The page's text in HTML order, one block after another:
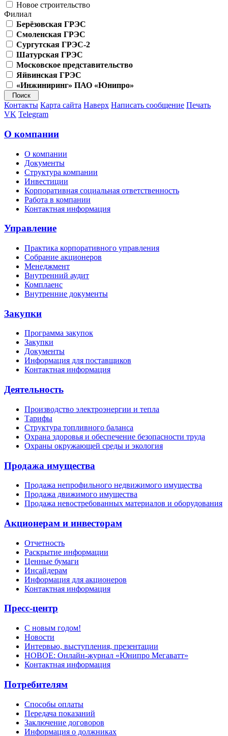
Новое строительство
Филиал
Берёзовская ГРЭС
Смоленская ГРЭС
Сургутская ГРЭС-2
Шатурская ГРЭС
Московское представительство
Яйвинская ГРЭС
«Инжиниринг» ПАО «Юнипро»
Контакты Карта сайта Наверх Написать сообщение Печать
VK Telegram
О компании
О компании
Документы
Структура компании
Инвестиции
Корпоративная социальная ответственность
Работа в компании
Контактная информация
Управление
Практика корпоративного управления
Собрание акционеров
Менеджмент
Внутренний аудит
Комплаенс
Внутренние документы
Закупки
Программа закупок
Закупки
Документы
Информация для поставщиков
Контактная информация
Деятельность
Производство электроэнергии и тепла
Тарифы
Структура топливного баланса
Охрана здоровья и обеспечение безопасности труда
Охраны окружающей среды и экология
Продажа имущества
Продажа непрофильного недвижимого имущества
Продажа движимого имущества
Продажа невостребованных материалов и оборудования
Акционерам и инвесторам
Отчетность
Раскрытие информации
Ценные бумаги
Инсайдерам
Информация для акционеров
Контактная информация
Пресс-центр
С новым годом!
Новости
Интервью, выступления, презентации
НОВОЕ: Онлайн-журнал «Юнипро Мегаватт»
Контактная информация
Потребителям
Способы оплаты
Передача показаний
Заключение договоров
Информация о должниках